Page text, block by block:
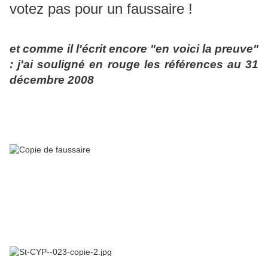
votez pas pour un faussaire !
et comme il l'écrit encore "en voici la preuve"
: j'ai souligné en rouge les références au 31
décembre 2008